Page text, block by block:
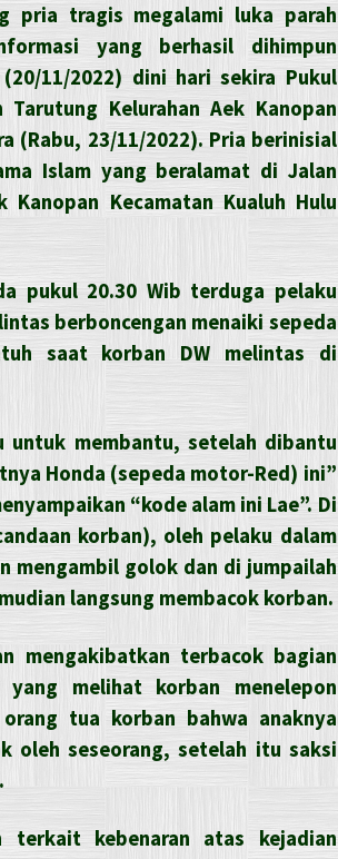
pria tragis megalami luka parah
yang berhasil dihimpun
11/2022) dini hari sekira Pukul
Kelurahan Aek Kanopan
(Rabu, 23/11/2022). Pria berinisial
Islam yang beralamat di Jalan
Kecamatan Kualuh Hulu
pukul 20.30 Wib terduga pelaku
berboncengan menaiki sepeda
saat korban DW melintas di
untuk membantu, setelah dibantu
Honda (sepeda motor-Red) ini”
“kode alam ini Lae”. Di
korban), oleh pelaku dalam
mengambil golok dan di jumpailah
langsung membacok korban.
mengakibatkan terbacok bagian
melihat korban menelepon
tua korban bahwa anaknya
oleh seseorang, setelah itu saksi
terkait kebenaran atas kejadian